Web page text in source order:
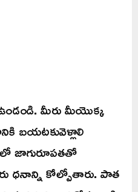
ఉండండి. మీరు మీయొక్క
బయటకువెళ్లాలి
జాగురూపతతో
ధనాన్ని కోల్పోతారు. పాత